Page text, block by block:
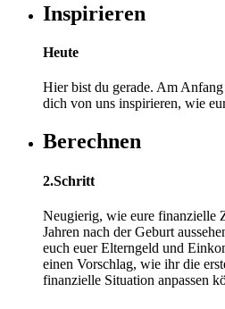
Inspirieren
Heute
Hier bist du gerade. Am
dich von uns inspirieren, wie
Berechnen
2.Schritt
Neugierig, wie eure finanzielle
Jahren nach der Geburt
euch euer Elterngeld und
einen Vorschlag, wie ihr die
finanzielle Situation anpassen